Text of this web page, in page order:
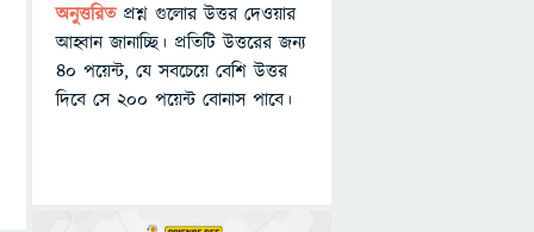
অনুত্তরিত প্রশ্ন গুলোর উত্তর দেওয়ার
আহ্বান জানাচ্ছি। প্রতিটি উত্তরের জন্য
৪০ পয়েন্ট, যে সবচেয়ে বেশি উত্তর
দিবে সে ২০০ পয়েন্ট বোনাস পাবে।